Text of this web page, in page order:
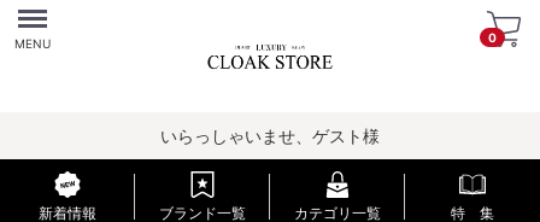
Menu
MENU 0
いらっしゃいませ、ゲスト様
新着情報 ブランド一覧 カテゴリ一覧 特 集